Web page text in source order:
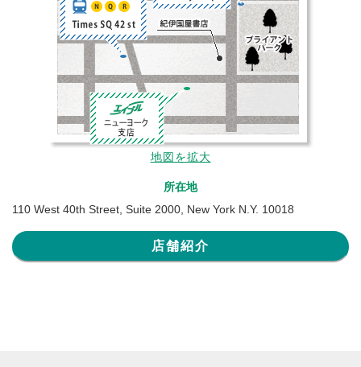
地図を拡大
所在地
110 West 40th Street, Suite 2000, New York N.Y. 10018
店舗紹介